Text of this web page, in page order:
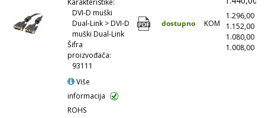
Karakteristike:
DVI-D muški
Dual-Link > DVI-D
muški Dual-Link
Šifra
proizvođača:
93111
Više
informacija
ROHS
dostupno KOM
1.296,00
1.152,00
1.080,00
1.008,00